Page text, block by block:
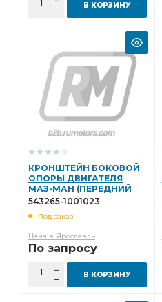
В КОРЗИНУ
КРОНШТЕЙН БОКОВОЙ
ОПОРЫ ДВИГАТЕЛЯ
МАЗ-МАН (ПЕРЕДНИЙ
ОАО МАЗ 543265-
543265-1001023
Под заказ
Цена в Ярославль
По запросу
В КОРЗИНУ